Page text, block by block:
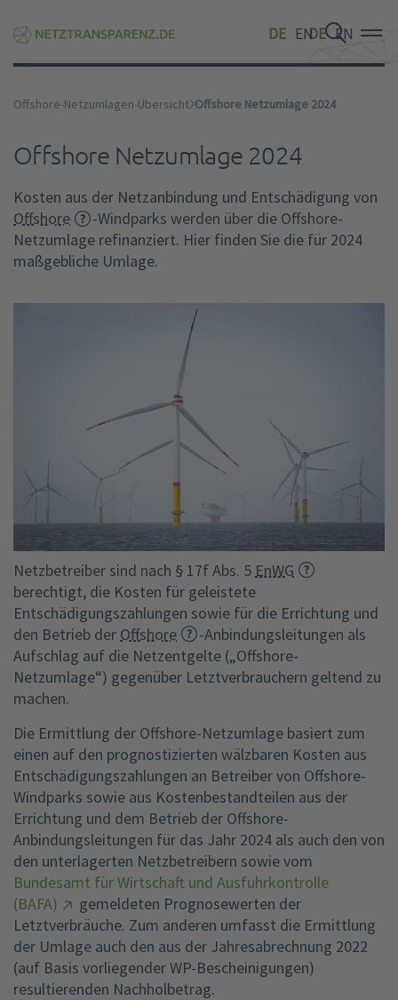
DE EN
DE EN
DE EN
Offshore-Netzumlagen-Übersicht Offshore Netzumlage 2024
Offshore Netzumlage 2024
Kosten aus der Netzanbindung und Entschädigung von
Offshore
-Windparks werden über die Offshore-
Netzumlage refinanziert. Hier finden Sie die für 2024
maßgebliche Umlage.
Netzbetreiber sind nach § 17f Abs. 5 EnWG
berechtigt, die Kosten für geleistete
Entschädigungszahlungen sowie für die Errichtung und
den Betrieb der Offshore
-Anbindungsleitungen als
Aufschlag auf die Netzentgelte („Offshore-
Netzumlage“) gegenüber Letztverbrauchern geltend zu
machen.
Die Ermittlung der Offshore-Netzumlage basiert zum
einen auf den prognostizierten wälzbaren Kosten aus
Entschädigungszahlungen an Betreiber von Offshore-
Windparks sowie aus Kostenbestandteilen aus der
Errichtung und dem Betrieb der Offshore-
Anbindungsleitungen für das Jahr 2024 als auch den von
den unterlagerten Netzbetreibern sowie vom
Bundesamt für Wirtschaft und Ausfuhrkontrolle
(BAFA)
gemeldeten Prognosewerten der
Letztverbräuche. Zum anderen umfasst die Ermittlung
der Umlage auch den aus der Jahresabrechnung 2022
(auf Basis vorliegender WP-Bescheinigungen)
resultierenden Nachholbetrag.